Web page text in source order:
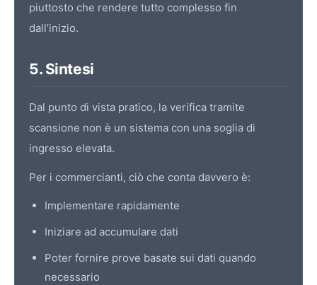
piuttosto che rendere tutto complesso fin
dall’inizio.
5. Sintesi
Dal punto di vista pratico, la verifica tramite
scansione non è un sistema con una soglia di
ingresso elevata.
Per i commercianti, ciò che conta davvero è:
Implementare rapidamente
Iniziare ad accumulare dati
Poter fornire prove basate sui dati quando
necessario